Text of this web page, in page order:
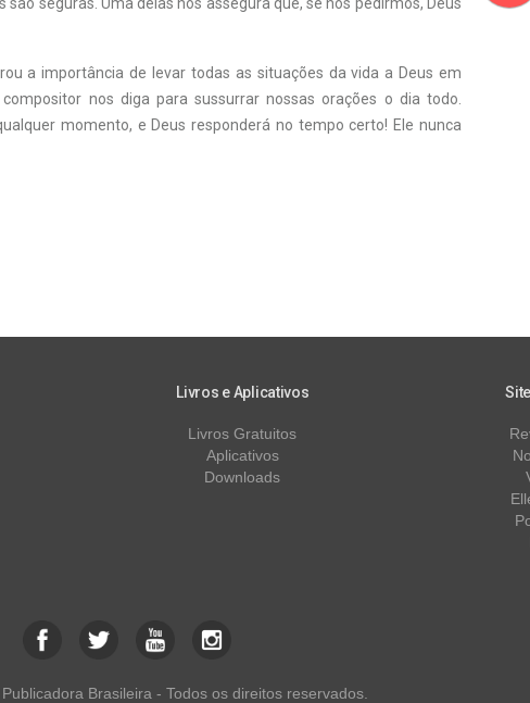
a importância de levar todas as situações da vida a Deus em
nos diga para sussurrar nossas orações o dia todo.
momento, e Deus responderá no tempo certo! Ele nunca
Livros e Aplicativos
Livros Gratuitos
Aplicativos
Downloads
Brasileira - Todos os direitos reservados.